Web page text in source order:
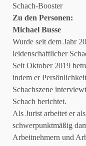
Schach-Booster
Zu den Personen:
Michael Busse
Wurde seit dem Jahr
leidenschaftlicher
Seit Oktober 2019
indem er
Schachszene
Schach berichtet.
Als Jurist arbeitet er
schwerpunktmäßig
Arbeitnehmern und